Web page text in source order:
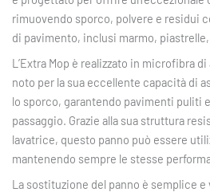
rimuovendo sporco, polvere e residui
di pavimento, inclusi marmo,
L’Extra Mop è realizzato in microfibra
noto per la sua eccellente capacità di
lo sporco, garantendo pavimenti puliti
passaggio. Grazie alla sua struttura
lavatrice, questo panno può essere
mantenendo sempre le stesse
La sostituzione del panno è semplice